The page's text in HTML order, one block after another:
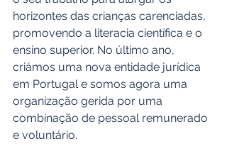
horizontes das crianças carenciadas,
promovendo a literacia científica e o
ensino superior. No último ano,
criámos uma nova entidade jurídica
em Portugal e somos agora uma
organização gerida por uma
combinação de pessoal remunerado
e voluntário.